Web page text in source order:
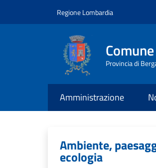
Regione Lombardia
Provincia di
Amministrazione
Ambiente,
ecologia